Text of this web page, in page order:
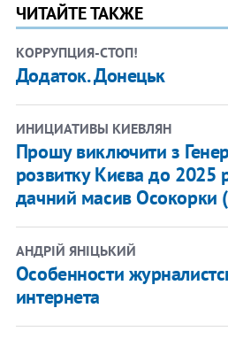
ЧИТАЙТЕ ТАКЖЕ
КОРРУПЦИЯ-СТОП!
Додаток. Донецьк
ИНИЦИАТИВЫ КИЕВЛЯН
Прошу виключити з
розвитку Києва до 2025
дачний масив Осокорки
АНДРІЙ ЯНІЦЬКИЙ
Особенности
интернета